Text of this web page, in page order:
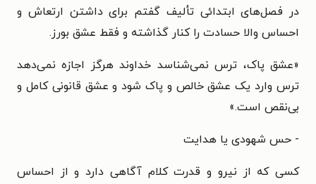
در فصل‌های ابتدائی تألیف گفتم برای داشتن ارتعاش و
احساس والا حسادت را کنار گذاشته و فقط عشق بورز.
«عشق پاک، ترس نمی‌شناسد خداوند هرگز اجازه نمی‌دهد
ترس وارد یک عشق خالص و پاک شود و عشق قانونی کامل و
بی‌نقص است.»
- حس شهودی یا هدایت
کسی که از نیرو و قدرت کلام آگاهی دارد و از احساس